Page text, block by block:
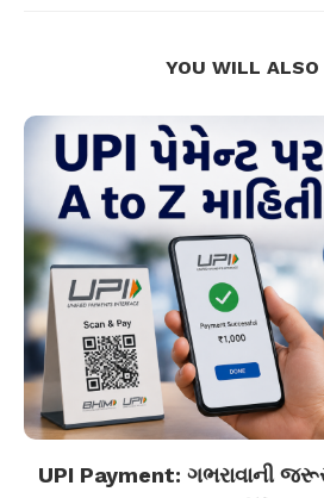
YOU WILL ALSO
UPI Payment: ગભરાવાની